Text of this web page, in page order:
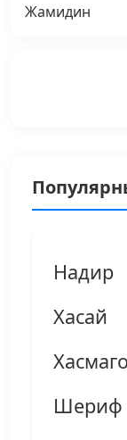
Жамидин
Надир
Хасай
Шериф